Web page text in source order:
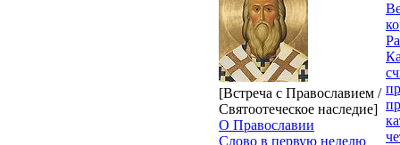
[Встреча с Православием /
Святоотеческое наследие]
О Православии
Слово в первую неделю